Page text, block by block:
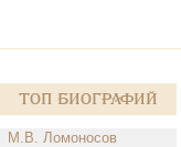
Топ Биографий
М.В. Ломоносов